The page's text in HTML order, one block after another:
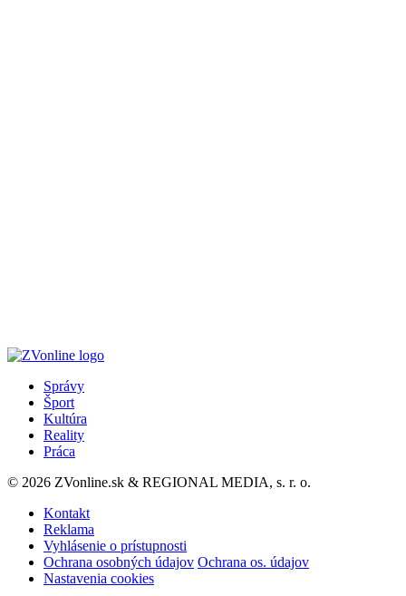
Správy
Šport
Kultúra
Reality
Práca
© 2026 ZVonline.sk & REGIONAL MEDIA, s. r. o.
Kontakt
Reklama
Vyhlásenie o prístupnosti
Ochrana osobných údajov Ochrana os. údajov
Nastavenia cookies